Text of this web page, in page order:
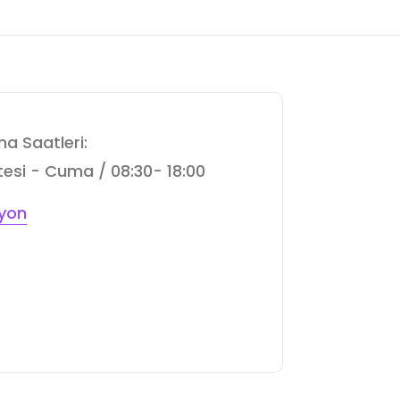
Saatleri:
- Cuma / 08:30- 18:00